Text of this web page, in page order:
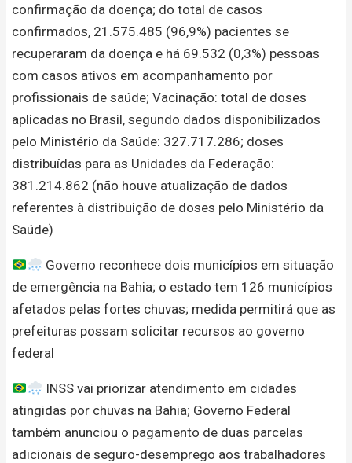
confirmação da doença; do total de casos
confirmados, 21.575.485 (96,9%) pacientes se
recuperaram da doença e há 69.532 (0,3%) pessoas
com casos ativos em acompanhamento por
profissionais de saúde; Vacinação: total de doses
aplicadas no Brasil, segundo dados disponibilizados
pelo Ministério da Saúde: 327.717.286; doses
distribuídas para as Unidades da Federação:
381.214.862 (não houve atualização de dados
referentes à distribuição de doses pelo Ministério da
Saúde)
Governo reconhece dois municípios em situação
de emergência na Bahia; o estado tem 126 municípios
afetados pelas fortes chuvas; medida permitirá que as
prefeituras possam solicitar recursos ao governo
federal
INSS vai priorizar atendimento em cidades
atingidas por chuvas na Bahia; Governo Federal
também anunciou o pagamento de duas parcelas
adicionais de seguro-desemprego aos trabalhadores